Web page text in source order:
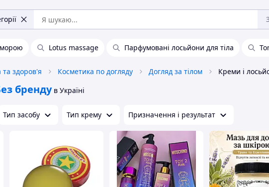
Lotus massage Парфумовані лосьйони для тіла
та здоров'я Косметика по догляду Догляд за тілом
бренду в Україні
Тип засобу Тип крему Призначення і результат